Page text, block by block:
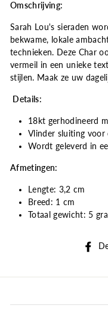
Omschrijving:
Sarah Lou's sieraden
bekwame, lokale
technieken. Deze Char
vermeil in een unieke
stijlen. Maak ze uw
Details:
18kt gerhodineerd
Vlinder sluiting voor
Wordt geleverd in
Afmetingen:
Lengte:
Totaal gewicht: 5